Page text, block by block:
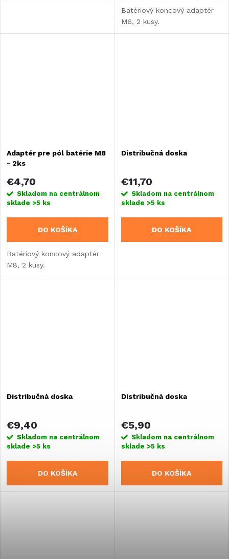
Batériový koncový adaptér
M6, 2 kusy.
Adaptér pre pól batérie M8
- 2ks
€4,70
Skladom na centrálnom
sklade >5 ks
DO KOŠÍKA
Batériový koncový adaptér
M8, 2 kusy.
Distribučná doska
€11,70
Skladom na centrálnom
sklade >5 ks
DO KOŠÍKA
Distribučná doska
€9,40
Skladom na centrálnom
sklade >5 ks
DO KOŠÍKA
Distribučná doska
€5,90
Skladom na centrálnom
sklade >5 ks
DO KOŠÍKA